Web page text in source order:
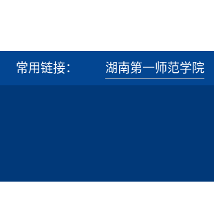
常用链接： 湖南第一师范学院